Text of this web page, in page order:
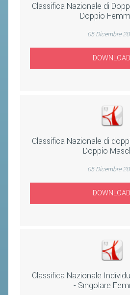
Classifica Nazionale di
Doppio
05 Dicembre
DOWNLOAD
Classifica Nazionale di
Doppio
05 Dicembre
DOWNLOAD
Classifica Nazionale
- Singolare
PROGETTI
FORMAZIONE
CORSI
MATERIALE
(D)ISTANTI
FEDERAZIONE
REVOCA DI
E TESSERATI